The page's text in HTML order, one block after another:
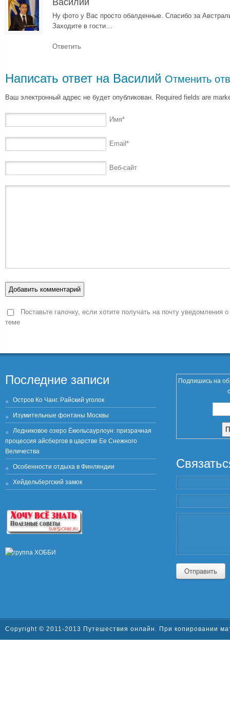
Ну фото у Вас просто обалденные. Спасибо за
Заходите в гости…
Ответить
Написать ответ на Василий Отменить
Ваш электронный адрес не будет опубликован. Required fields are
Имя*
Email *
Веб-сайт
Поставьте галочку, если хотите получать на почту уведомления
теме
Последние записи
Остров Ко Чанг. Райский уголок
Изумительные фонтаны Москвы
Ледниковое озеро Ёкюльсаурлоун: призрачная
процессия айсбергов в царстве Ее Снежного
Величества
Особенности отдыха в Финляндии
Хейдельбергский замок
Подпишись на
Отправить
Copyright © 2011-2013 Путешествия онлайн. При копировании